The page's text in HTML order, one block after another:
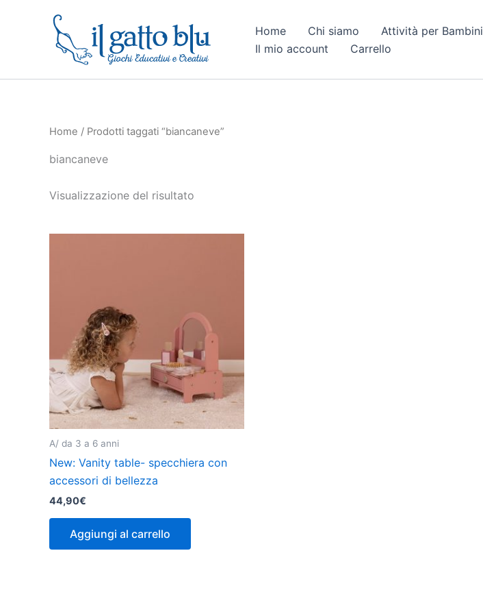
Home Chi siamo Attività per Bambini
Il mio account
Carrello
Home / Prodotti taggati “biancaneve”
biancaneve
Visualizzazione del risultato
A/ da 3 a 6 anni
New: Vanity table- specchiera con
accessori di bellezza
44,90€
Aggiungi al carrello